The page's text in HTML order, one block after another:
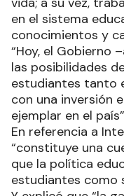
en el sistema
conocimientos y
“Hoy, el Gobierno
las posibilidades
estudiantes tanto
con una inversión
ejemplar en el
En referencia a
“constituye una
que la política
estudiantes como